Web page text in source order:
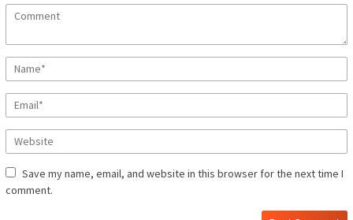
Save my name, email, and website in this browser for the next time I
comment.